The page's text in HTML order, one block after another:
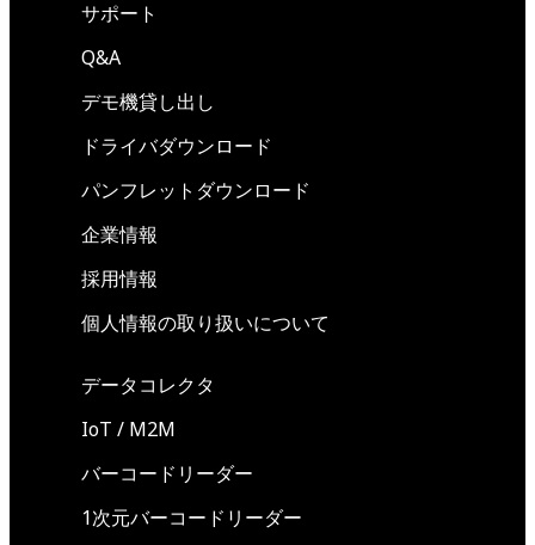
サポート
Q&A
デモ機貸し出し
ドライバダウンロード
パンフレットダウンロード
企業情報
採用情報
個人情報の取り扱いについて
データコレクタ
IoT / M2M
バーコードリーダー
1次元バーコードリーダー